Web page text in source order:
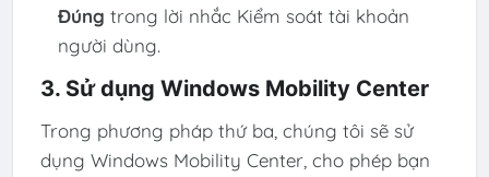
Đúng trong lời nhắc Kiểm soát tài khoản
người dùng.
3. Sử dụng Windows Mobility Center
Trong phương pháp thứ ba, chúng tôi sẽ sử
dụng Windows Mobility Center, cho phép bạn